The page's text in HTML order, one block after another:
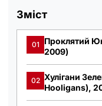
Зміст
01
Проклятий
2009)
02 Хулігани
Hooligans),